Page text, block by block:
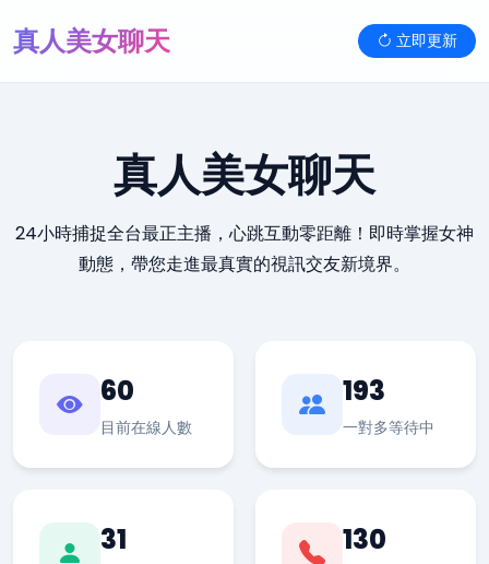
真人美女聊天 立即更新
真人美女聊天
24小時捕捉全台最正主播，心跳互動零距離！即時掌握女神
動態，帶您走進最真實的視訊交友新境界。
60
目前在線人數
193
一對多等待中
31 130